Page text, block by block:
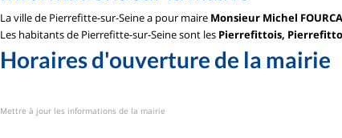
La ville de Pierrefitte-sur-Seine a pour maire Monsieur Michel
Les habitants de Pierrefitte-sur-Seine sont les Pierrefittois,
Horaires d'ouverture de la mairie
Mettre à jour les informations de la mairie